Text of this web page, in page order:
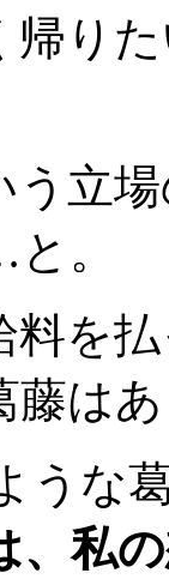
帰り
う立
。
を払
藤は
うな
、私